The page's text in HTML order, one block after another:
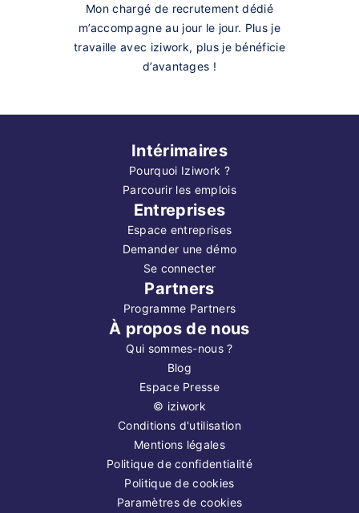
Mon chargé de recrutement dédié
m’accompagne au jour le jour. Plus je
travaille avec iziwork, plus je bénéficie
d’avantages !
Intérimaires
Pourquoi Iziwork ?
Parcourir les emplois
Entreprises
Espace entreprises
Demander une démo
Se connecter
Partners
Programme Partners
À propos de nous
Qui sommes-nous ?
Blog
Espace Presse
© iziwork
Conditions d'utilisation
Mentions légales
Politique de confidentialité
Politique de cookies
Paramètres de cookies